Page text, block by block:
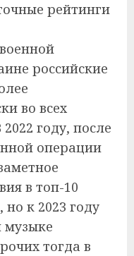
рейтинги
российские
во всех
году, после
операции
в топ-10
но к 2023 году
музыке
тогда в